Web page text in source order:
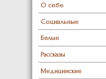
О себе
Социальные
Белые
Рассказы
Медицинские